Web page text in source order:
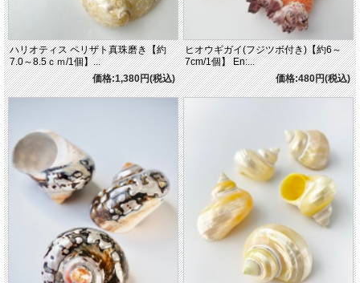
ハリオティス ペリザト真珠磨き【約
7.0～8.5ｃｍ/1個】...
価格:1,380円(税込)
ヒオウギガイ(フジツボ付き)【約6～
7cm/1個】 En:...
価格:480円(税込)